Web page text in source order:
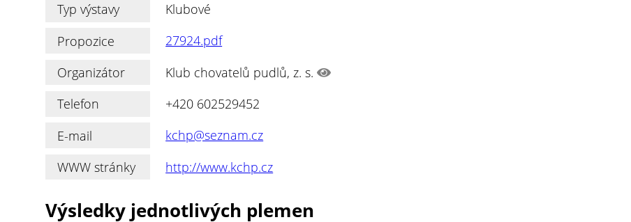
Typ výstavy
Klubové
Propozice
27924.pdf
Organizátor
Klub chovatelů pudlů, z. s.
Telefon
+420 602529452
E-mail
kchp@seznam.cz
WWW stránky
http://www.kchp.cz
Výsledky jednotlivých plemen